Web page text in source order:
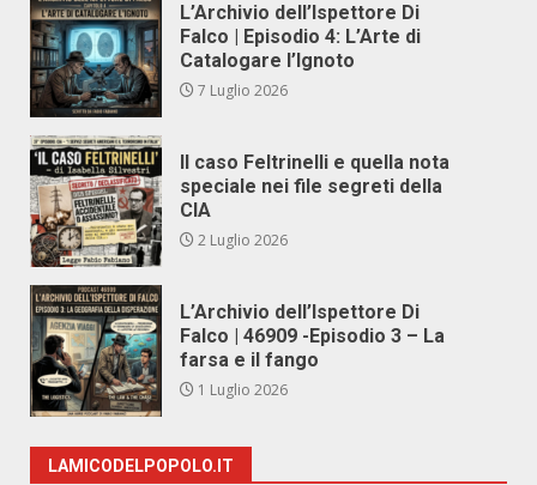
L’Archivio dell’Ispettore Di
Falco | Episodio 4: L’Arte di
Catalogare l’Ignoto
7 Luglio 2026
Il caso Feltrinelli e quella nota
speciale nei file segreti della
CIA
2 Luglio 2026
L’Archivio dell’Ispettore Di
Falco | 46909 -Episodio 3 – La
farsa e il fango
1 Luglio 2026
LAMICODELPOPOLO.IT